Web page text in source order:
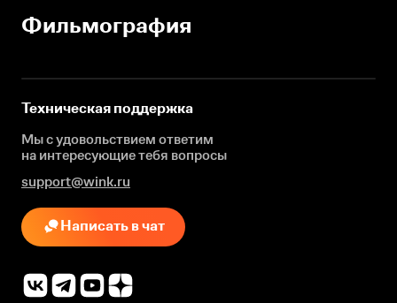
Фильмография
Техническая поддержка
Мы с удовольствием ответим
на интересующиетебя вопросы
support@wink.ru
Написать в чат